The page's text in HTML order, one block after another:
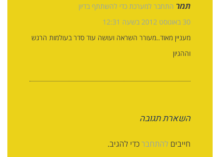
תמר התחבר למערכת כדי להשתתף בדיון
30 באוגוסט 2012 בשעה 12:31
מעניין מאוד..מעורר השראה ועושה עוד סדר בעולמות הרגש
וההגיון
השארת תגובה
חייבים להתחברכדי להגיב.